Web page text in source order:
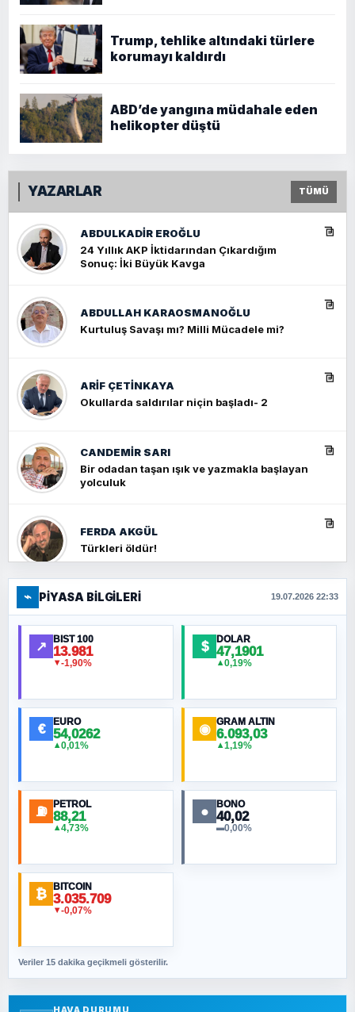
Trump, tehlike altındaki türlere
korumayı kaldırdı
ABD’de yangına müdahale eden
helikopter düştü
YAZARLAR TÜMÜ
ABDULKADIR EROĞLU
24 Yıllık AKP İktidarından Çıkardığım
Sonuç: İki Büyük Kavga
ABDULLAH KARAOSMANOĞLU
Kurtuluş Savaşı mı? Milli Mücadele mi?
ARIF ÇETİNKAYA
Okullarda saldırılar niçin başladı- 2
CANDEMIR SARI
Bir odadan taşan ışık ve yazmakla başlayan
yolculuk
FERDA AKGÜL
Türkleri öldür!
FERHAT BÜYÜKKALKAN
Ankara Zirvesi: NATO Toplantısı mı, Yeni
Ortadoğu Haritasının Provası mı?
MURAT ÖZKAN
NURETTIN BÖLÜK
ORHAN KILIÇOĞLU
Fahişeye beyinli bir müstevli alçağına
SAVAŞ ŞAHİN
⌁ PIYASA BILGILERI 19.07.2026 22:33
↗ BIST 100
13.981
▼-1,90%
$ DOLAR
47,1901
▲0,19%
€ EURO
54,0262
▲0,01%
◉ GRAM ALTIN
6.093,03
▲1,19%
⛽ PETROL
88,21
▲4,73%
● BONO
40,02
▬0,00%
₿ BITCOIN
3.035.709
▼-0,07%
Veriler 15 dakika geçikmeli gösterilir.